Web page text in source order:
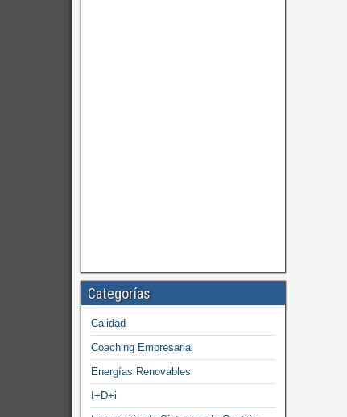
Categorías
Calidad
Coaching Empresarial
Energías Renovables
I+D+i